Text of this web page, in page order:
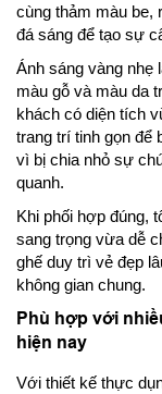
cùng thảm màu be,
đá sáng để tạo sự
Ánh sáng vàng nhẹ
màu gỗ và màu da
khách có diện tích
trang trí tinh gọn để
vì bị chia nhỏ sự
quanh.
Khi phối hợp đúng,
sang trọng vừa dễ
ghế duy trì vẻ đẹp
không gian chung.
Phù hợp với
hiện nay
Với thiết kế thực